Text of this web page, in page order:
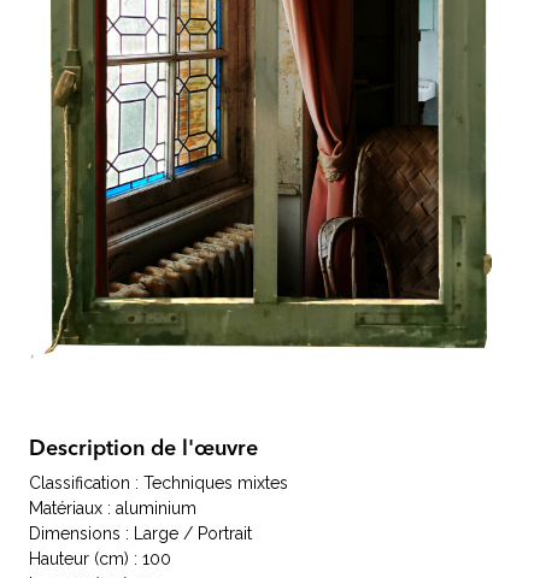
Description de l'œuvre
Classification : Techniques mixtes
Matériaux : aluminium
Dimensions : Large / Portrait
Hauteur (cm) : 100